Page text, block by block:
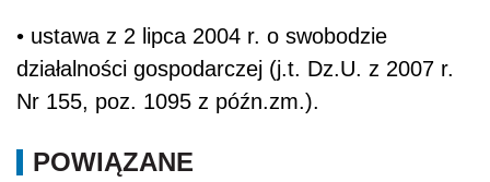
• ustawa z 2 lipca 2004 r. o swobodzie
działalności gospodarczej (j.t. Dz.U. z 2007 r.
Nr 155, poz. 1095 z późn.zm.).
POWIĄZANE